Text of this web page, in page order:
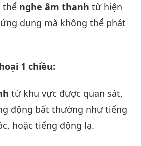
thể nghe âm thanh từ hiện
dụng mà không thể phát
1 chiều:
từ khu vực được quan sát,
động bất thường như tiếng
hoặc tiếng động lạ.